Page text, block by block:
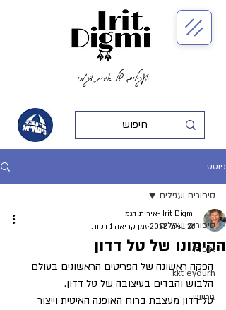
העגילים של אירית דגמי
פוסט
סיפורים ועגילים
אופנה
kkt eydurh
גירושין
סיפורים ועגילים
הקימונו של טל דדון
Irit Digmi -אירית דגמי
26 באוג׳ 2022
זמן קריאה 1 דקות
הפקה ראשונה של הפריטים הראשונים בעולם
הלבוש והבדים בעיצובה של טל דדון.
טל דדון מעצבת ברוח האופנה האיטית וייצור